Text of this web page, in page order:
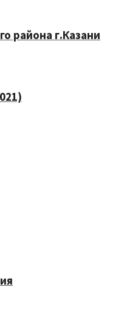
района г.Казани